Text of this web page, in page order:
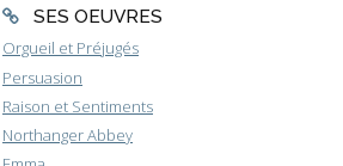
SES OEUVRES
Orgueil et Préjugés
Persuasion
Raison et Sentiments
Northanger Abbey